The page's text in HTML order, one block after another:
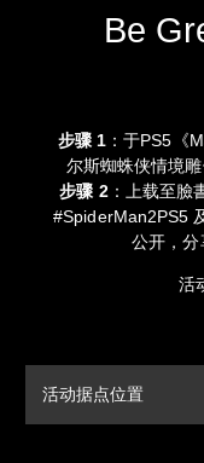
Be
步骤 1 ：于PS5《
尔斯蜘蛛侠情境
步骤 2：上载至臉
#SpiderMan2PS5
公开，分
活
活动据点位置